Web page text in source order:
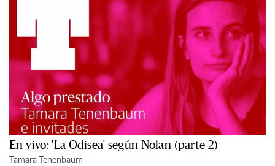
En vivo: 'La Odisea' según Nolan (parte 2)
Tamara Tenenbaum